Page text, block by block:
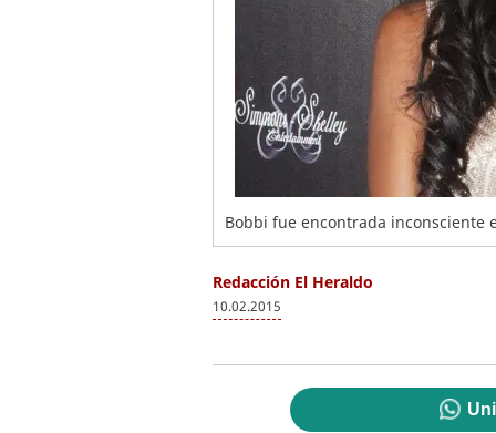
Bobbi fue encontrada inconsciente
Redacción El Heraldo
10.02.2015